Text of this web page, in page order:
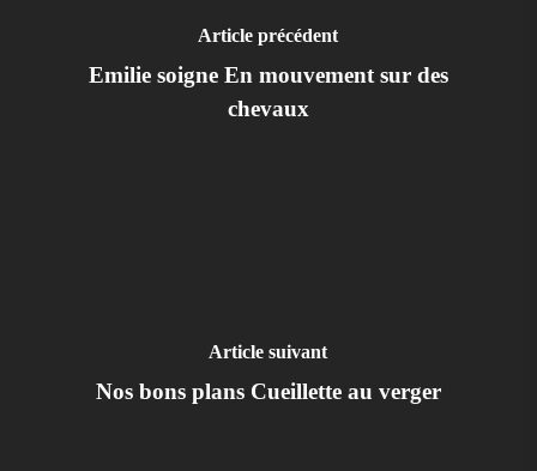
Article précédent
Emilie soigne En mouvement sur des
chevaux
Article suivant
Nos bons plans Cueillette au verger